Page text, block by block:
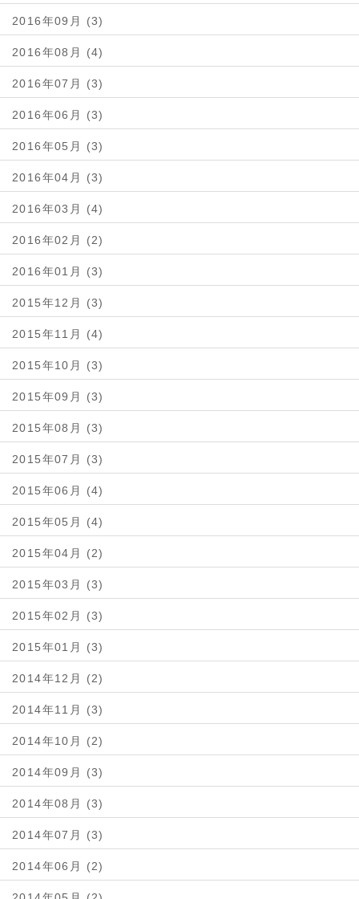
2016年09月 (3)
2016年08月 (4)
2016年07月 (3)
2016年06月 (3)
2016年05月 (3)
2016年04月 (3)
2016年03月 (4)
2016年02月 (2)
2016年01月 (3)
2015年12月 (3)
2015年11月 (4)
2015年10月 (3)
2015年09月 (3)
2015年08月 (3)
2015年07月 (3)
2015年06月 (4)
2015年05月 (4)
2015年04月 (2)
2015年03月 (3)
2015年02月 (3)
2015年01月 (3)
2014年12月 (2)
2014年11月 (3)
2014年10月 (2)
2014年09月 (3)
2014年08月 (3)
2014年07月 (3)
2014年06月 (2)